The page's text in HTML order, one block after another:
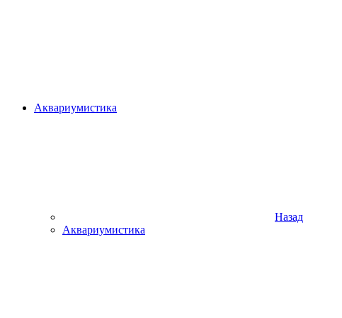
Аквариумистика
Назад
Аквариумистика